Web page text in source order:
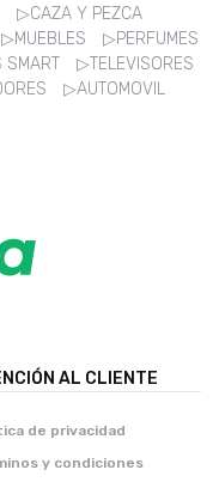
▷CAZA Y PEZCA
▷MUEBLES
▷PERFUMES
▷TELEVISORES
▷AUTOMOVIL
AL CLIENTE
de privacidad
y condiciones